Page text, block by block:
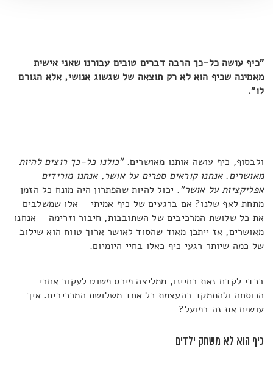
"כיף עושה כל-כך הרבה דברים טובים עבורנו שאני אישית
מאמינה שכיף הוא לא רק תוצאה של שגשוג אנושי, אלא הגורם
לו".
ולבסוף, כיף עושה אותנו מאושרים."כולנו כל-כך רוצים להיות
מאושרים. אנחנו קוראים ספרים על אושר, אנחנו מורידים
אפליקציות על אושר". יכול להיות שהפתרון היה מונח כל הזמן
מתחת לאף שלנו? אם ברגעים של כיף אמיתי – אלו שמשלבים
את כל שלושת המרכיבים של השתובבות, חיבור וזרימה – אנחנו
מאושרים, אז ייתכן מאוד שהסוד לאושר ארוך טווח הוא שילוב
של כמה שיותר רגעי כיף כאלו בחיי היומיום.
בכדי לקדם זאת בחיינו, ממליצה פירס פשוט לעקוב אחרי
הנוסחה ולהתמקד בהעצמת כל אחד משלושת המרכיבים. איך
עושים את זה בפועל?
כיף הוא לא משחק ילדים